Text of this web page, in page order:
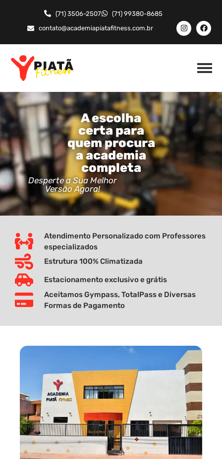
(71) 3506-2507
(71) 99380-8685
contato@academiapiatafitness.com.br
A escolha
certa para
quem procura
a academia
completa
Desperte a Sua Melhor
Versão Agora!
Atendimento Personalizado com Professores
especializados
Estrutura 100% Climatizada
Estacionamento exclusivo e grátis
Aceitamos Gympass, TotalPass e Diversas
Formas de Pagamento